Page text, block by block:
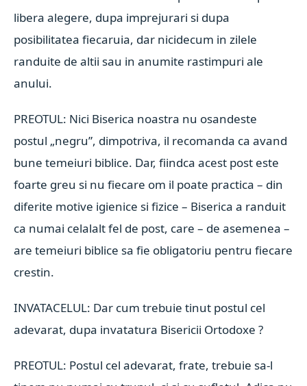
libera alegere, dupa imprejurari si dupa
posibilitatea fiecaruia, dar nicidecum in zilele
randuite de altii sau in anumite rastimpuri ale
anului.
PREOTUL: Nici Biserica noastra nu osandeste
postul „negru”, dimpotriva, il recomanda ca avand
bune temeiuri biblice. Dar, fiindca acest post este
foarte greu si nu fiecare om il poate practica – din
diferite motive igienice si fizice – Biserica a randuit
ca numai celalalt fel de post, care – de asemenea –
are temeiuri biblice sa fie obligatoriu pentru fiecare
crestin.
INVATACELUL: Dar cum trebuie tinut postul cel
adevarat, dupa invatatura Bisericii Ortodoxe ?
PREOTUL: Postul cel adevarat, frate, trebuie sa-l